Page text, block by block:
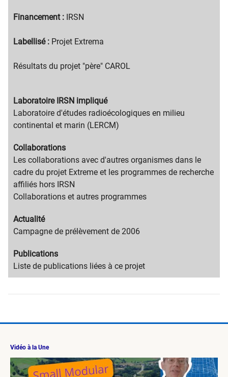
Financement : IRSN
Labellisé : Projet Extrema
Résultats du projet "père" CAROL
Migration
content
title
Laboratoire IRSN impliqué
Migration
content
Laboratoire d'études radioécologiques en milieu
continental et marin (LERCM)
Migration
content
title
Collaborations
Migration
content
text
Les collaborations avec d'autres organismes dans le
cadre du projet Extreme et les programmes de recherche
affiliés hors IRSN
Collaborations et autres programmes
Migration
content
Actualité
Migration
text
Campagne de prélèvement de 2006
Migration
content
title
Publications
Migration
content
Liste de publications liées à ce projet
Vidéo à la Une